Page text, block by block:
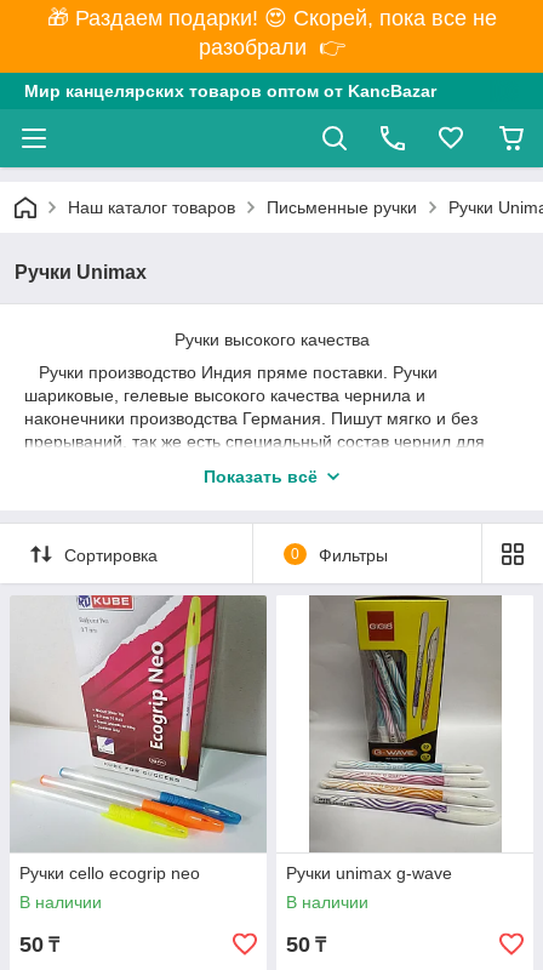
🎁 Раздаем подарки! 😍 Скорей, пока все не
разобрали 👉
Мир канцелярских товаров оптом от KancBazar
Наш каталог товаров Письменные ручки Ручки
Ручки Unimax
Ручки высокого качества
Ручки производство Индия пряме поставки. Ручки
шариковые, гелевые высокого качества чернила и
наконечники производства Германия. Пишут мягко и без
прерываний, так же есть специальный состав чернил для
Показать всё
Сортировка 0 Фильтры
Ручки cello ecogrip neo
В наличии
50 ₸
Ручки unimax g-wave
В наличии
50 ₸